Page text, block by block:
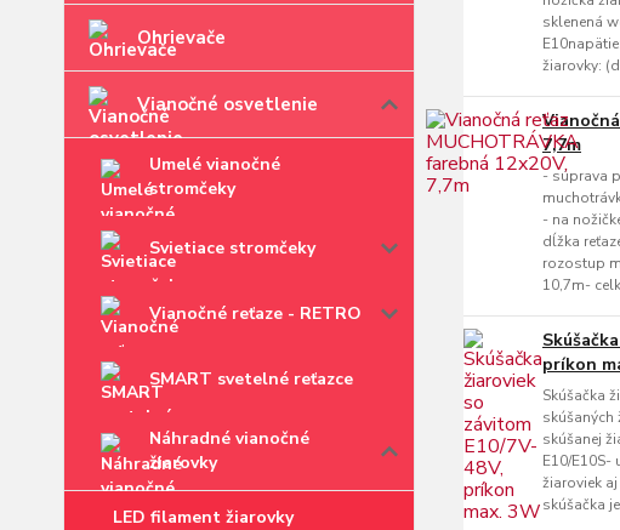
Ohrievače
Vianočné osvetlenie
Umelé vianočné
stromčeky
Svietiace stromčeky
Vianočné reťaze - RETRO
SMART svetelné reťazce
Náhradné vianočné
žiarovky
LED filament žiarovky
sklenená
žiarovky:
7,7m
- súprava
- na
dĺžka
rozostup
10,7m-
príkon
Skúšačka
skúšanej
E10/
žiaroviek
skúšačka